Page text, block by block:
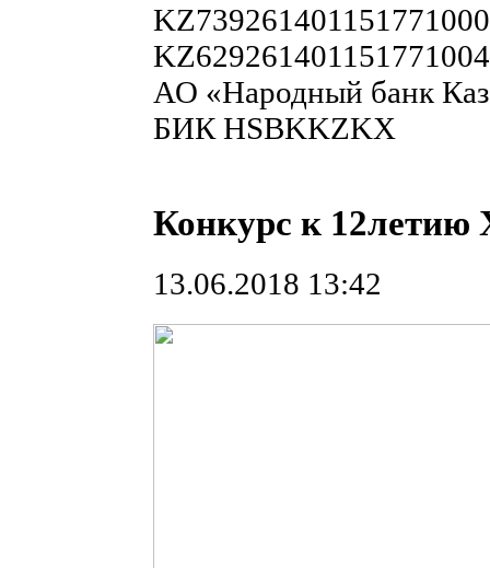
АО «Народный банк
БИК HSBKKZKX
Конкурс к 12летию
13.06.2018 13:42